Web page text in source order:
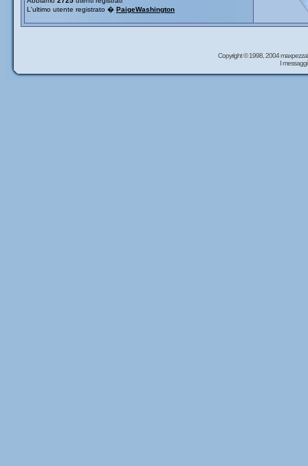
L'ultimo utente registrato � PaigeWashington
Copyright © 1998, 2004
I